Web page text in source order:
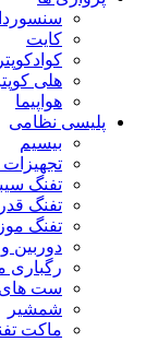
کایت
کوادکوپتر
هلی
هواپیما
پلیسی نظامی
بیسیم
تفنگ
تفنگ
تفنگ
دوربین
رگباری
ست
شمشیر
ماکت